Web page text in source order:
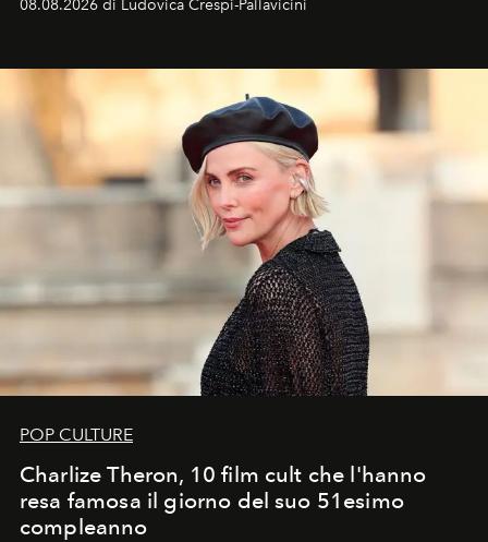
ideale per la notte delle Perseidi.
08.08.2026 di Ludovica Crespi-Pallavicini
POP CULTURE
Charlize Theron, 10 film cult che l'hanno
resa famosa il giorno del suo 51esimo
compleanno